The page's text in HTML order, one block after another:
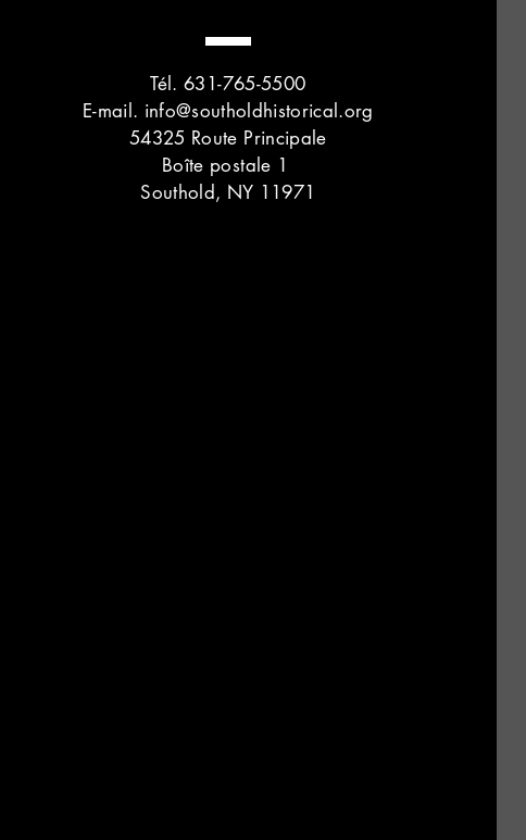
Tél. 631-765-5500
E-mail. info@southoldhistorical.org
54325 Route Principale
Boîte postale 1
Southold, NY 11971